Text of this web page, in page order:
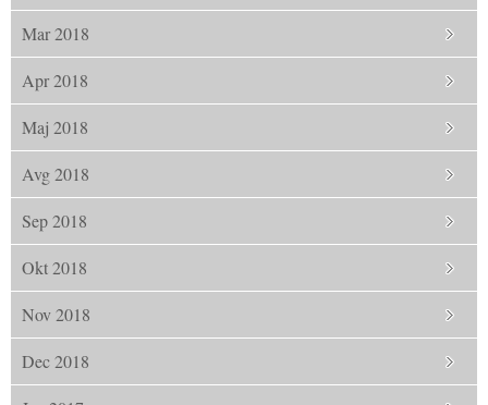
Mar 2018
Apr 2018
Maj 2018
Avg 2018
Sep 2018
Okt 2018
Nov 2018
Dec 2018